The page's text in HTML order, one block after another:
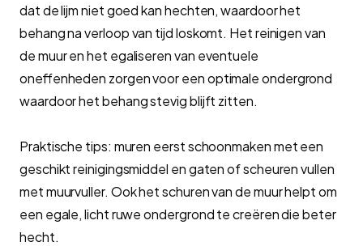
dat de lijm niet goed kan hechten, waardoor het
behang na verloop van tijd loskomt. Het reinigen van
de muur en het egaliseren van eventuele
oneffenheden zorgen voor een optimale ondergrond
waardoor het behang stevig blijft zitten.
Praktische tips: muren eerst schoonmaken met een
geschikt reinigingsmiddel en gaten of scheuren vullen
met muurvuller. Ook het schuren van de muur helpt om
een egale, licht ruwe ondergrond te creëren die beter
hecht.